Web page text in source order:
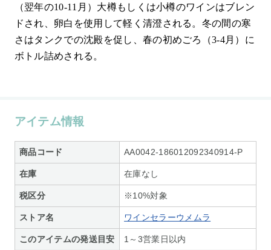
（翌年の10-11月）大樽もしくは小樽のワインはブレン
ドされ、卵白を使用して軽く清澄される。冬の間の寒
さはタンクでの沈殿を促し、春の初めごろ（3-4月）に
ボトル詰めされる。
アイテム情報
商品コード AA0042-186012092340914-P
在庫 在庫なし
税区分 ※10%対象
ストア名 ワインセラーウメムラ
このアイテムの発送目安 1～3営業日以内